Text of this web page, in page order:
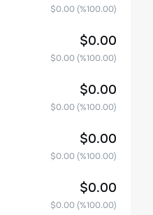
$0.00(%100.00)
$0.00
$0.00(%100.00)
$0.00
$0.00(%100.00)
$0.00
$0.00(%100.00)
$0.00
$0.00(%100.00)